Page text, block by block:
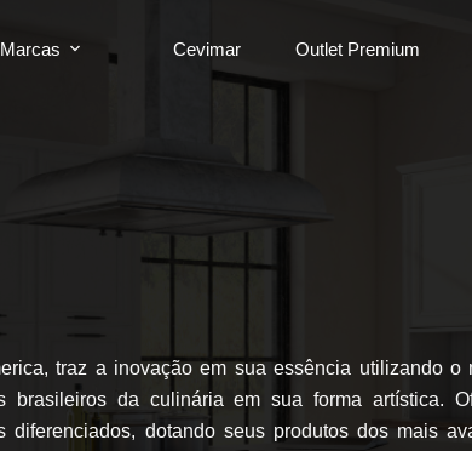
Marcas Cevimar Outlet Premium
traz a inovação em sua essência utilizando
da culinária em sua forma artística.
dotando seus produtos dos mais